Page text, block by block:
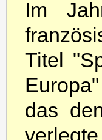
Im
Titel
das